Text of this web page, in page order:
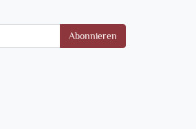
Abonnieren